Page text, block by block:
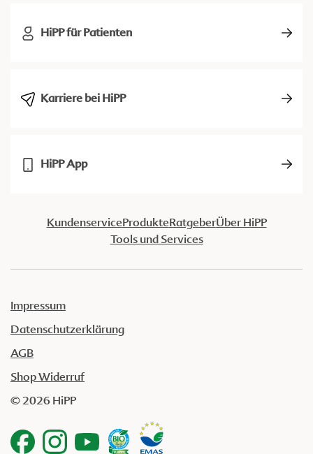
HiPP für Patienten
Karriere bei HiPP
HiPP App
KundenserviceProdukteRatgeberÜber HiPP
Tools und Services
Impressum
Datenschutzerklärung
AGB
Shop Widerruf
© 2026 HiPP